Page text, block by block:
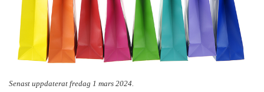
Senast uppdaterat fredag 1 mars 2024.